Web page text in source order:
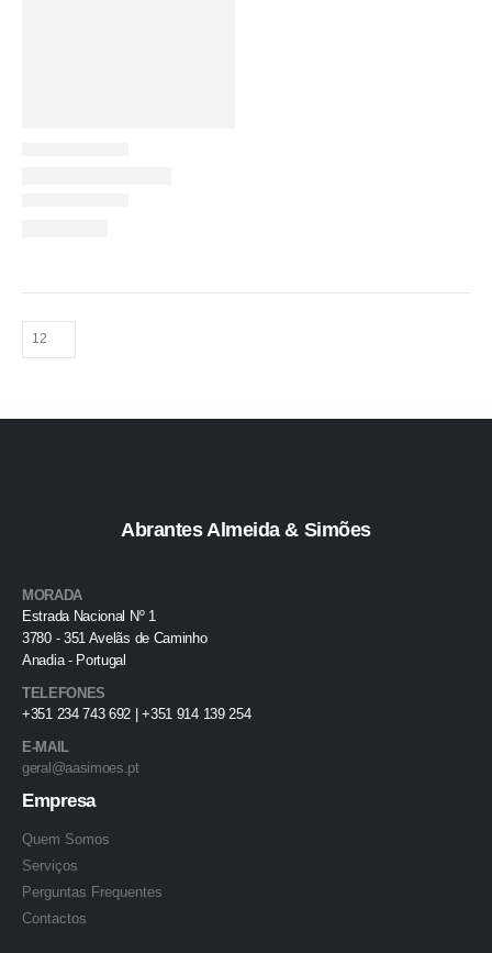
Abrantes Almeida & Simões
MORADA
Estrada Nacional Nº 1
3780 - 351 Avelãs de Caminho
Anadia - Portugal
TELEFONES
+351 234 743 692 | +351 914 139 254
E-MAIL
geral@aasimoes.pt
Empresa
Quem Somos
Serviços
Perguntas Frequentes
Contactos